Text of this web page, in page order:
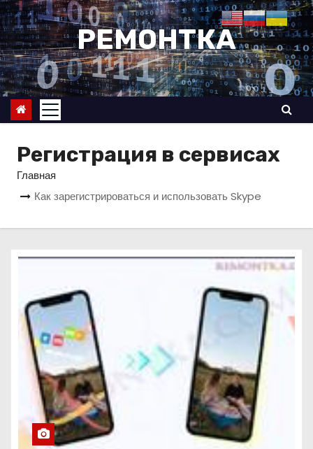
П
е
р
е
й
и
е
РЕМОНТКА
Регистрация в сервисах
Главная
Как зарегистрироваться и использовать Skype